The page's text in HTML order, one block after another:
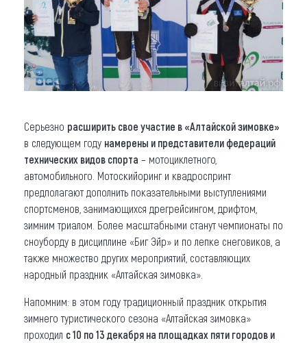
Серьезно расширить свое участие в «Алтайской зимовке»
в следующем году намерены и представители федераций
технических видов спорта – мотоциклетного,
автомобильного. Мотоскийоринг и квадроспринт
предполагают дополнить показательными выступлениями
спортсменов, занимающихся дрегрейсингом, дрифтом,
зимним триалом. Более масштабными станут чемпионаты по
сноуборду в дисциплине «Биг Эйр» и по лепке снеговиков, а
также множество других мероприятий, составляющих
народный праздник «Алтайская зимовка».
Напомним: в этом году традиционный праздник открытия
зимнего туристического сезона «Алтайская зимовка»
проходил с 10 по 13 декабря на площадках пяти городов и